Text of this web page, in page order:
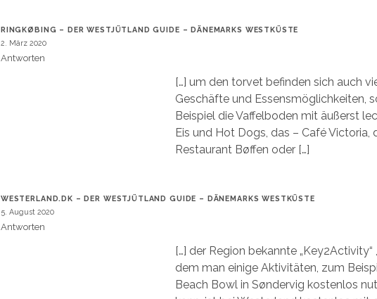
RINGKØBING – DER WESTJÜTLAND GUIDE – DÄNEMARKS WESTKÜSTE
2. März 2020
Antworten
[…] um den torvet befinden sich auch
Geschäfte und Essensmöglichkeiten,
Beispiel die Vaffelboden mit äußerst
Eis und Hot Dogs, das – Café Victoria,
Restaurant Bøffen oder […]
WESTERLAND.DK – DER WESTJÜTLAND GUIDE – DÄNEMARKS WESTKÜSTE
5. August 2020
Antworten
[…] der Region bekannte „Key2Activity“
dem man einige Aktivitäten, zum
Beach Bowl in Søndervig kostenlos